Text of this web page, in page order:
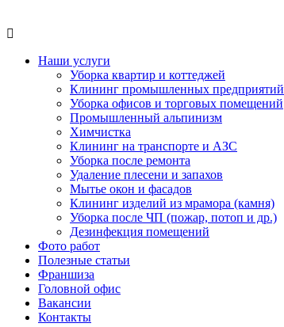
Наши услуги
Уборка квартир и коттеджей
Клининг промышленных предприятий
Уборка офисов и торговых помещений
Промышленный альпинизм
Химчистка
Клининг на транспорте и АЗС
Уборка после ремонта
Удаление плесени и запахов
Мытье окон и фасадов
Клининг изделий из мрамора (камня)
Уборка после ЧП (пожар, потоп и др.)
Дезинфекция помещений
Фото работ
Полезные статьи
Франшиза
Головной офис
Вакансии
Контакты